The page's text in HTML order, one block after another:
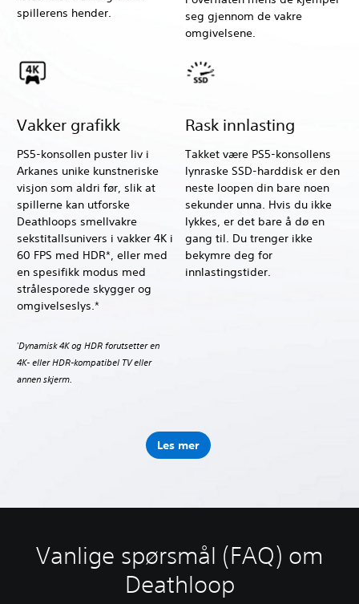
spillerens hender.
seg gjennom de vakre
omgivelsene.
Vakker grafikk
PS5-konsollen puster liv i
Arkanes unike kunstneriske
visjon som aldri før, slik at
spillerne kan utforske
Deathloops smellvakre
sekstitallsunivers i vakker 4K i
60 FPS med HDR*, eller med
en spesifikk modus med
strålesporede skygger og
omgivelseslys.*
*Dynamisk 4K og HDR forutsetter en
4K- eller HDR-kompatibel TV eller
annen skjerm.
Rask innlasting
Takket være PS5-konsollens
lynraske SSD-harddisk er den
neste loopen din bare noen
sekunder unna. Hvis du ikke
lykkes, er det bare å dø en
gang til. Du trenger ikke
bekymre deg for
innlastingstider.
Les mer
Vanlige spørsmål (FAQ) om
Deathloop